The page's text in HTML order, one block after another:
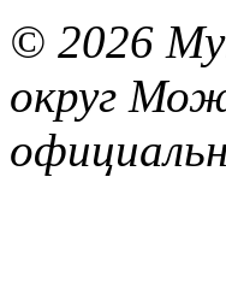
© 2026
округ